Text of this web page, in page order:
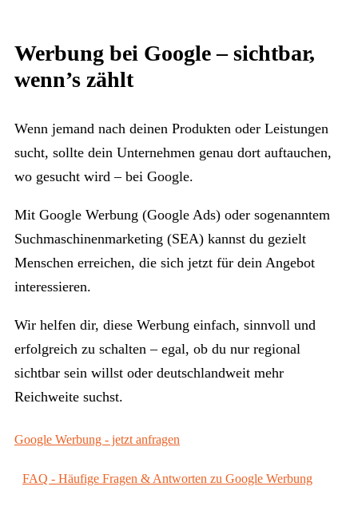
Werbung bei Google – sichtbar,
wenn’s zählt
Wenn jemand nach deinen Produkten oder Leistungen
sucht, sollte dein Unternehmen genau dort auftauchen,
wo gesucht wird – bei Google.
Mit Google Werbung (Google Ads) oder sogenanntem
Suchmaschinenmarketing (SEA) kannst du gezielt
Menschen erreichen, die sich jetzt für dein Angebot
interessieren.
Wir helfen dir, diese Werbung einfach, sinnvoll und
erfolgreich zu schalten – egal, ob du nur regional
sichtbar sein willst oder deutschlandweit mehr
Reichweite suchst.
Google Werbung - jetzt anfragen
FAQ - Häufige Fragen & Antworten zu Google Werbung